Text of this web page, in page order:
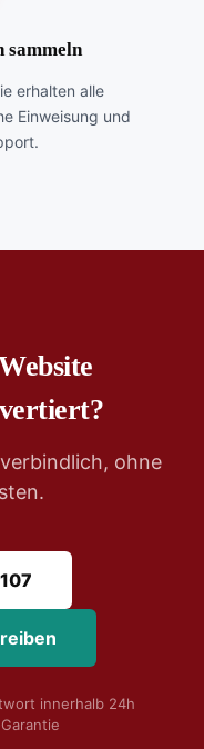
erhalten alle
Einweisung und
ohne
innerhalb 24h